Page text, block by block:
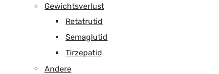
Gewichtsverlust
Retatrutid
Semaglutid
Tirzepatid
Andere